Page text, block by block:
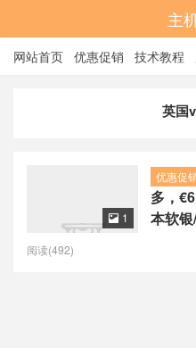
主
网站首页 优惠促销 技术教程
英国
优惠促
多，
本软
 1
阅读(492)